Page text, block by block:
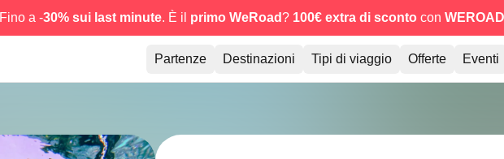
Fino a -30% sui last minute. È il primo WeRoad? 100€ extra di scontocon
Partenze Destinazioni Tipi di viaggio Offerte Eventi